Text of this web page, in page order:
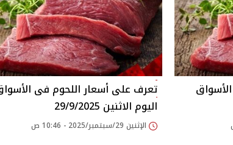
اليوم الاثنين 29/9/2025
الإثنين 29/سبتمبر/2025 - 10:46 ص